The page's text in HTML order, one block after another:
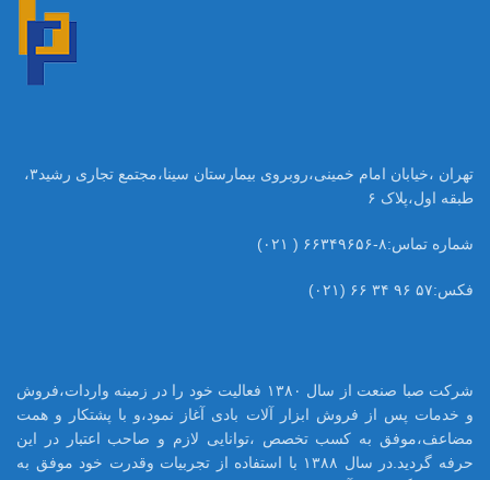
تهران ،خیابان امام خمینی،روبروی بیمارستان سینا،مجتمع تجاری رشید۳،
طبقه اول،پلاک ۶
شماره تماس:۸-۶۶۳۴۹۶۵۶ ( ۰۲۱)
فکس:۵۷ ۹۶ ۳۴ ۶۶ (۰۲۱)
شرکت صبا صنعت از سال ۱۳۸۰ فعالیت خود را در زمینه واردات،فروش
و خدمات پس از فروش ابزار آلات بادی آغاز نمود،و با پشتکار و همت
مضاعف،موفق به کسب تخصص ،توانایی لازم و صاحب اعتبار در این
حرفه گردید.در سال ۱۳۸۸ با استفاده از تجربیات وقدرت خود موفق به